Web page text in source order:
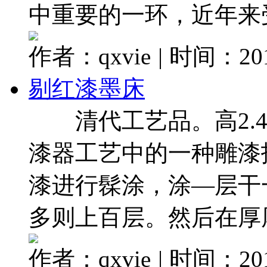
中重要的一环，近年
作者：qxvie | 时间：
剔红漆墨床
清代工艺品。高
漆器工艺中的一种雕
漆进行髹涂，涂—层干
多则上百层。然后在
作者：qxvie | 时间：